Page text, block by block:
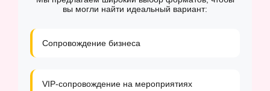
вы могли найти идеальный вариант:
Сопровождение бизнеса
VIP-сопровождение на мероприятиях